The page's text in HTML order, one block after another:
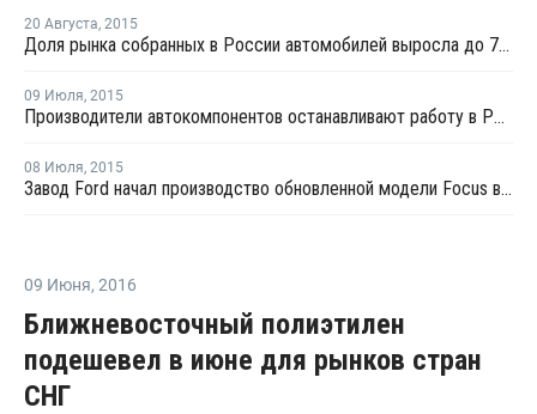
20 Августа, 2015
Доля рынка собранных в России автомобилей выросла до 78% в первом полугодии 2015 года
09 Июля, 2015
Производители автокомпонентов останавливают работу в России
08 Июля, 2015
Завод Ford начал производство обновленной модели Focus в Ленинградской области
09 Июня, 2016
Ближневосточный полиэтилен
подешевел в июне для рынков стран
СНГ